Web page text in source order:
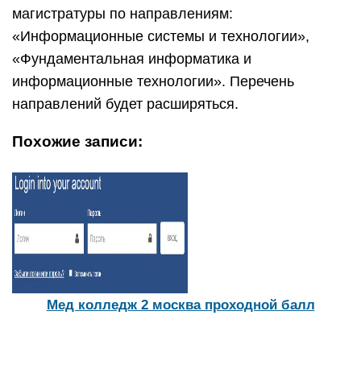
магистратуры по направлениям:
«Информационные системы и технологии»,
«Фундаментальная информатика и
информационные технологии». Перечень
направлений будет расширяться.
Похожие записи:
Мед колледж 2 москва проходной балл